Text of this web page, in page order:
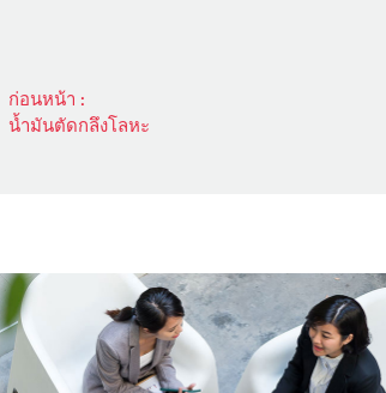
ก่อนหน้า :
น้ำมันตัดกลึงโลหะ